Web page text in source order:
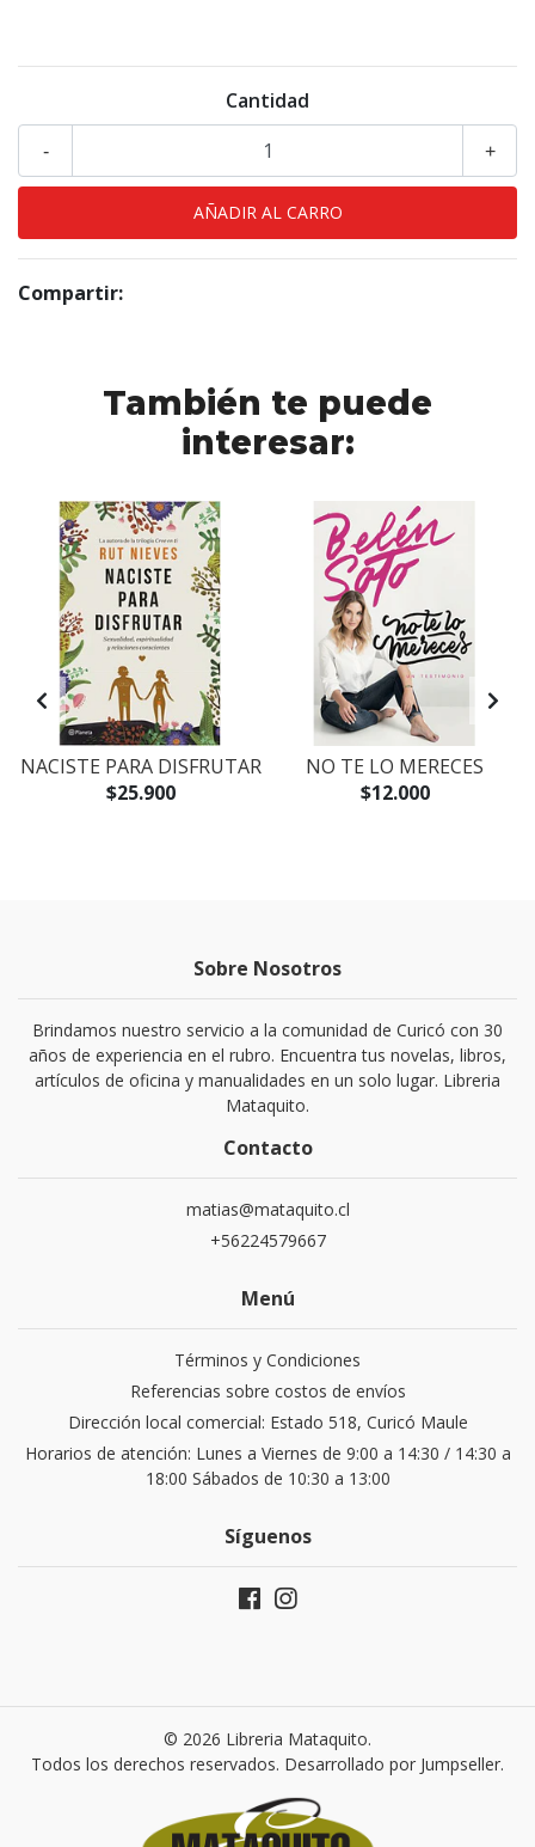
Cantidad
+
-
Compartir:
También te puede
interesar:
NACISTE PARA DISFRUTAR
$25.900
NO TE LO MERECES
$12.000
Sobre Nosotros
Brindamos nuestro servicio a la comunidad de Curicó con 30
años de experiencia en el rubro. Encuentra tus novelas, libros,
artículos de oficina y manualidades en un solo lugar. Libreria
Mataquito.
Contacto
matias@mataquito.cl
+56224579667
Menú
Términos y Condiciones
Referencias sobre costos de envíos
Dirección local comercial: Estado 518, Curicó Maule
Horarios de atención: Lunes a Viernes de 9:00 a 14:30 / 14:30 a
18:00 Sábados de 10:30 a 13:00
Síguenos
© 2026 Libreria Mataquito.
Todos los derechos reservados. Desarrollado por Jumpseller.